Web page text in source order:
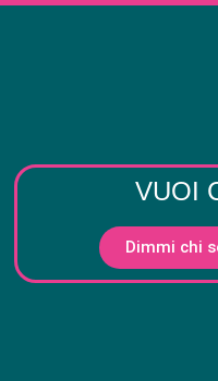
VUOI
Dimmi chi